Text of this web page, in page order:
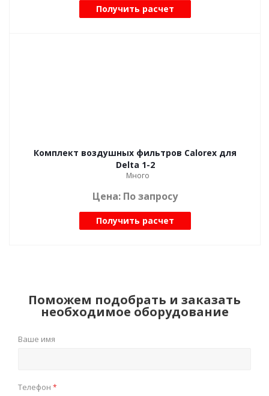
Получить расчет
Комплект воздушных фильтров Calorex для
Delta 1-2
Много
Цена: По запросу
Получить расчет
Поможем подобрать и заказать
необходимое оборудование
Ваше имя
Телефон *